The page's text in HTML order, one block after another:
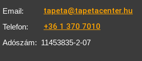
Email: tapeta@tapetacenter.hu
Telefon: +36 1 370 7010
Adószám: 11453835-2-07